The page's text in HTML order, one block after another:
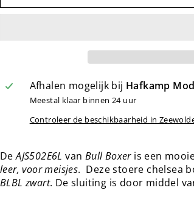
Afhalen mogelijk bij Hafkamp
Meestal klaar binnen 24 uur
Controleer de beschikbaarheid in
DeAJS502E6Lvan Bull Boxer is een
leer, voor meisjes. Deze stoere chelsea
BLBL zwart. De sluiting is door middel